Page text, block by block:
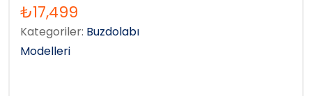
₺17,499
Kategoriler: Buzdolabı
Modelleri